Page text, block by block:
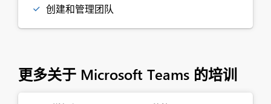
创建和管理团队
更多关于 Microsoft Teams 的培训